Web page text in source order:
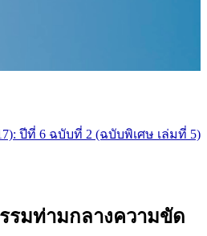
ปีที่ 6 ฉบับที่ 2 (ฉบับพิเศษ เล่มที่ 5)
รมท่ามกลางความขัด